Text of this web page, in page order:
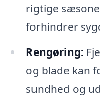
rigtige
forhindrer
Rengøring:
og blade kan
sundhed og